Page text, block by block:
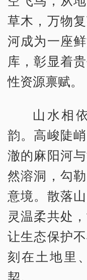
草木，万物
河成为一座
库，彰显着
性资源禀赋。
山水相
韵。高峻陡
澈的麻阳河
然溶洞，勾
意境。散落
灵温柔共处
让生态保护
刻在土地里
契。